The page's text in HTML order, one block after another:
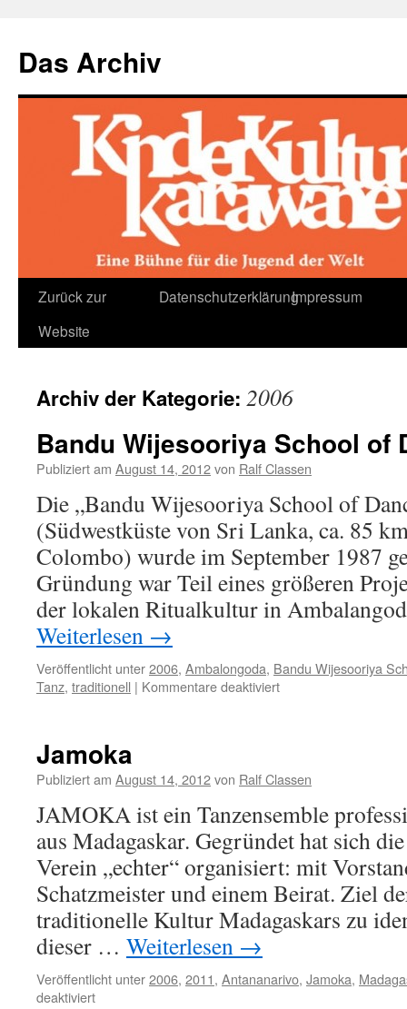
Das Archiv
Zum
Inhalt
Zurück zur
Website
DatenschutzerklärungImpressum
Archiv der Kategorie: 2006
Bandu Wijesooriya School of
Publiziert am August 14, 2012von Ralf Classen
Die „Bandu Wijesooriya School of
(Südwestküste von Sri Lanka, ca. 85
Colombo) wurde im September 1987
Gründung war Teil eines größeren
der lokalen Ritualkultur in
Weiterlesen →
Veröffentlicht unter2006, Ambalongoda, Bandu Wijesooriya
Tanz, traditionell | Kommentare deaktiviertfür
Dance
Jamoka
Publiziert am August 14, 2012von Ralf Classen
JAMOKA ist ein Tanzensemble
aus Madagaskar. Gegründet hat sich
Verein „echter“ organisiert: mit
Schatzmeister und einem Beirat. Ziel
traditionelle Kultur Madagaskars zu
dieser … Weiterlesen →
Veröffentlicht unter2006, 2011, Antananarivo, Jamoka,
deaktiviertfür